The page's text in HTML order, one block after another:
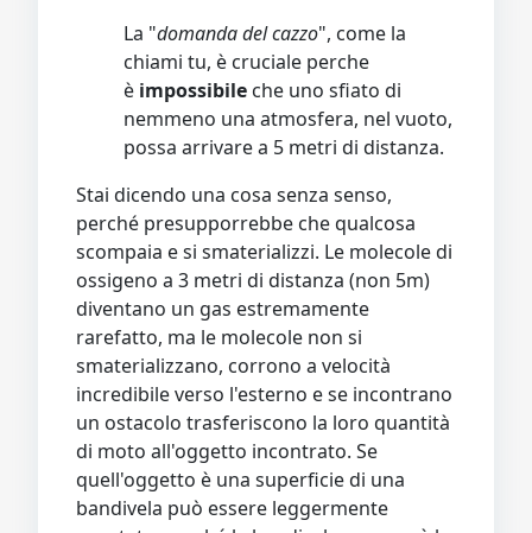
La "domanda del cazzo", come la
chiami tu, è cruciale perche
è impossibile che uno sfiato di
nemmeno una atmosfera, nel vuoto,
possa arrivare a 5 metri di distanza.
Stai dicendo una cosa senza senso,
perché presupporrebbe che qualcosa
scompaia e si smaterializzi. Le molecole di
ossigeno a 3 metri di distanza (non 5m)
diventano un gas estremamente
rarefatto, ma le molecole non si
smaterializzano, corrono a velocità
incredibile verso l'esterno e se incontrano
un ostacolo trasferiscono la loro quantità
di moto all'oggetto incontrato. Se
quell'oggetto è una superficie di una
bandivela può essere leggermente